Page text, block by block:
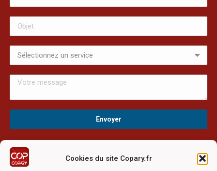
Cookies du site Copary.fr
Ce site a été réalisé avec le soutien financier de l'Union